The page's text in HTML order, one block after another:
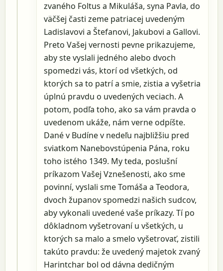
zvaného Foltus a Mikuláša, syna Pavla, do
väčšej časti zeme patriacej uvedeným
Ladislavovi a Štefanovi, Jakubovi a Gallovi.
Preto Vašej vernosti pevne prikazujeme,
aby ste vyslali jedného alebo dvoch
spomedzi vás, ktorí od všetkých, od
ktorých sa to patrí a smie, zistia a vyšetria
úplnú pravdu o uvedených veciach. A
potom, podľa toho, ako sa vám pravda o
uvedenom ukáže, nám verne odpíšte.
Dané v Budíne v nedeľu najbližšiu pred
sviatkom Nanebovstúpenia Pána, roku
toho istého 1349. My teda, poslušní
príkazom Vašej Vznešenosti, ako sme
povinní, vyslali sme Tomáša a Teodora,
dvoch županov spomedzi našich sudcov,
aby vykonali uvedené vaše príkazy. Tí po
dôkladnom vyšetrovaní u všetkých, u
ktorých sa malo a smelo vyšetrovať, zistili
takúto pravdu: že uvedený majetok zvaný
Harintchar bol od dávna dedičným